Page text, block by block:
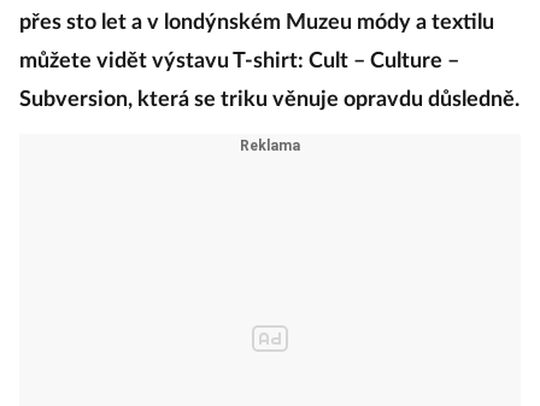
přes sto let a v londýnském Muzeu módy a textilu
můžete vidět výstavu T-shirt: Cult – Culture –
Subversion, která se triku věnuje opravdu důsledně.